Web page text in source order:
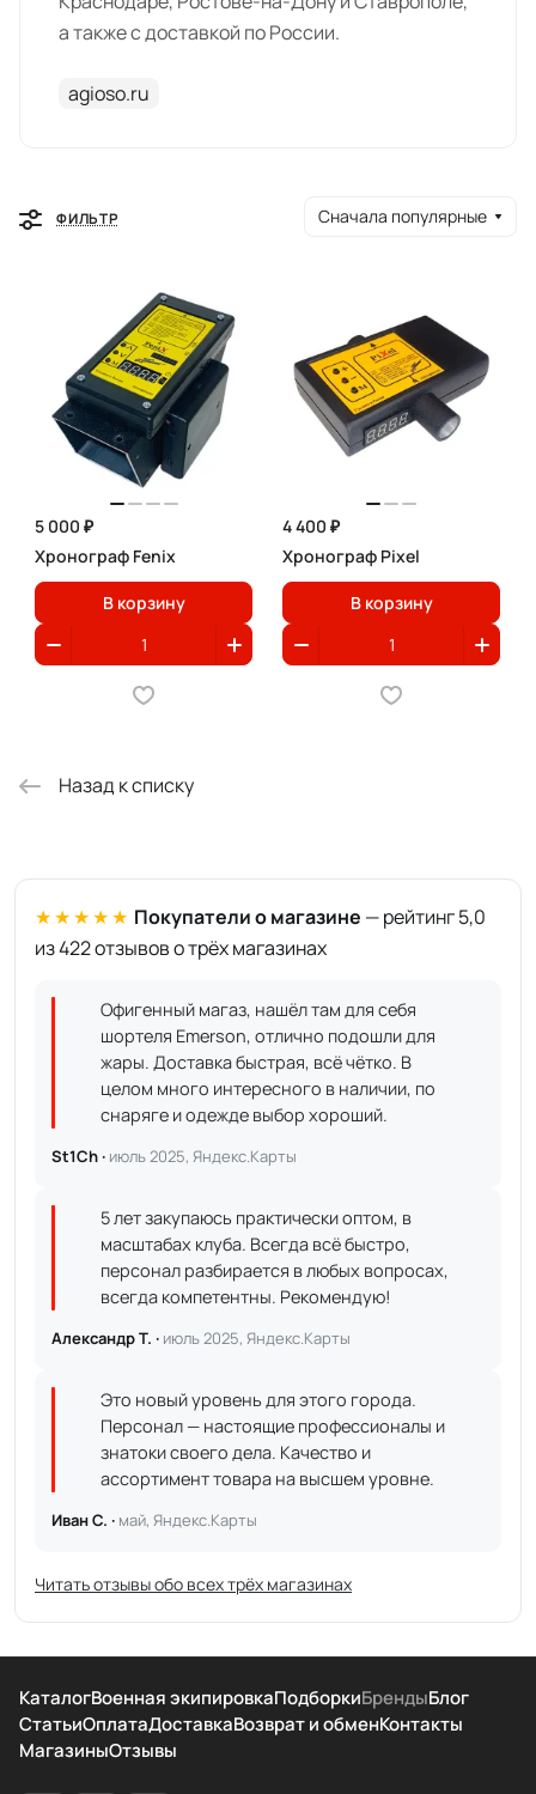
а также с доставкой по России.
agioso.ru
ФИЛЬТР Сначала популярные
5 000 ₽
Хронограф Fenix
В корзину
4 400 ₽
Хронограф Pixel
В корзину
Назад к списку
★★★★★ Покупатели о магазине — рейтинг 5,0
из 422 отзывов о трёх магазинах
Офигенный магаз, нашёл там для себя
шортеля Emerson, отлично подошли для
жары. Доставка быстрая, всё чётко. В
целом много интересного в наличии, по
снаряге и одежде выбор хороший.
St1Ch · июль 2025, Яндекс.Карты
5 лет закупаюсь практически оптом, в
масштабах клуба. Всегда всё быстро,
персонал разбирается в любых вопросах,
всегда компетентны. Рекомендую!
Александр Т. · июль 2025, Яндекс.Карты
Это новый уровень для этого города.
Персонал — настоящие профессионалы и
знатоки своего дела. Качество и
ассортимент товара на высшем уровне.
Иван С. · май, Яндекс.Карты
Читать отзывы обо всех трёх магазинах
КаталогВоенная экипировкаПодборкиБрендыБлог
СтатьиОплатаДоставкаВозврат и обменКонтакты
МагазиныОтзывы